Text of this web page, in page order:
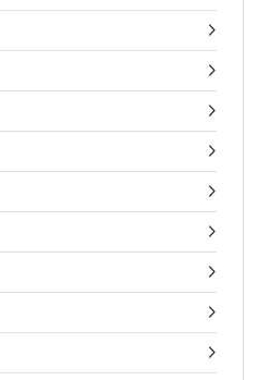








